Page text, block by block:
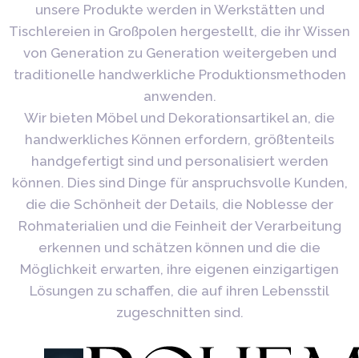
unsere Produkte werden in Werkstätten und
Tischlereien in Großpolen hergestellt, die ihr Wissen
von Generation zu Generation weitergeben und
traditionelle handwerkliche Produktionsmethoden
anwenden.
Wir bieten Möbel und Dekorationsartikel an, die
handwerkliches Können erfordern, größtenteils
handgefertigt sind und personalisiert werden
können. Dies sind Dinge für anspruchsvolle Kunden,
die die Schönheit der Details, die Noblesse der
Rohmaterialien und die Feinheit der Verarbeitung
erkennen und schätzen können und die die
Möglichkeit erwarten, ihre eigenen einzigartigen
Lösungen zu schaffen, die auf ihren Lebensstil
zugeschnitten sind.